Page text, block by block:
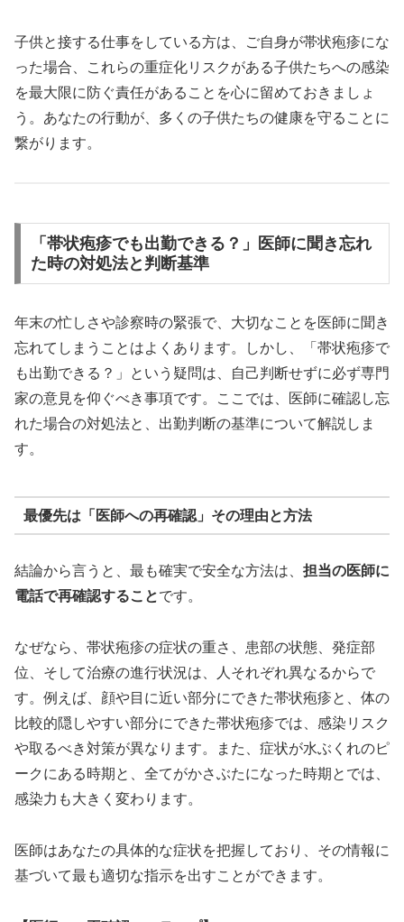
子供と接する仕事をしている方は、ご自身が帯状疱疹にな
った場合、これらの重症化リスクがある子供たちへの感染
を最大限に防ぐ責任があることを心に留めておきましょ
う。あなたの行動が、多くの子供たちの健康を守ることに
繋がります。
「帯状疱疹でも出勤できる？」医師に聞き忘れ
た時の対処法と判断基準
年末の忙しさや診察時の緊張で、大切なことを医師に聞き
忘れてしまうことはよくあります。しかし、「帯状疱疹で
も出勤できる？」という疑問は、自己判断せずに必ず専門
家の意見を仰ぐべき事項です。ここでは、医師に確認し忘
れた場合の対処法と、出勤判断の基準について解説しま
す。
最優先は「医師への再確認」その理由と方法
結論から言うと、最も確実で安全な方法は、 担当の医師に
電話で再確認することです。
なぜなら、帯状疱疹の症状の重さ、患部の状態、発症部
位、そして治療の進行状況は、人それぞれ異なるからで
す。例えば、顔や目に近い部分にできた帯状疱疹と、体の
比較的隠しやすい部分にできた帯状疱疹では、感染リスク
や取るべき対策が異なります。また、症状が水ぶくれのピ
ークにある時期と、全てがかさぶたになった時期とでは、
感染力も大きく変わります。
医師はあなたの具体的な症状を把握しており、その情報に
基づいて最も適切な指示を出すことができます。